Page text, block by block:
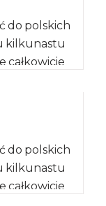
do polskich
kilkunastu
całkowicie
do polskich
kilkunastu
całkowicie